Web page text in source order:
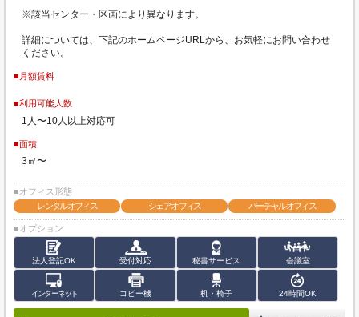
※該当センター・区画により異なります。
詳細については、下記のホームページURLから、お気軽にお問い合わせ
ください。
■月額賃料
■利用可能人数
1人〜10人以上対応可
■面積
3㎡〜
■オフィス形態
レンタルオフィス
シェアオフィス バーチャルオフィス
■オプション
法人登記OK 受付対応 秘書サービス 会議室
インターネット コピー機 机・椅子 24時間OK